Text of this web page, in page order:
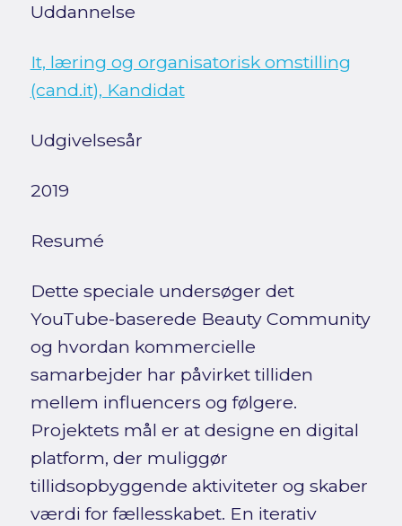
Uddannelse
It, læring og organisatorisk omstilling
(cand.it), Kandidat
Udgivelsesår
2019
Resumé
Dette speciale undersøger det
YouTube-baserede Beauty Community
og hvordan kommercielle
samarbejder har påvirket tilliden
mellem influencers og følgere.
Projektets mål er at designe en digital
platform, der muliggør
tillidsopbyggende aktiviteter og skaber
værdi for fællesskabet. En iterativ